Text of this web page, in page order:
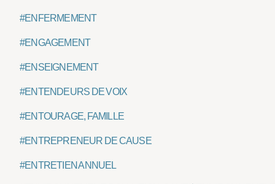
#ENFERMEMENT
#ENGAGEMENT
#ENSEIGNEMENT
#ENTENDEURS DE VOIX
#ENTOURAGE, FAMILLE
#ENTREPRENEUR DE CAUSE
#ENTRETIEN ANNUEL